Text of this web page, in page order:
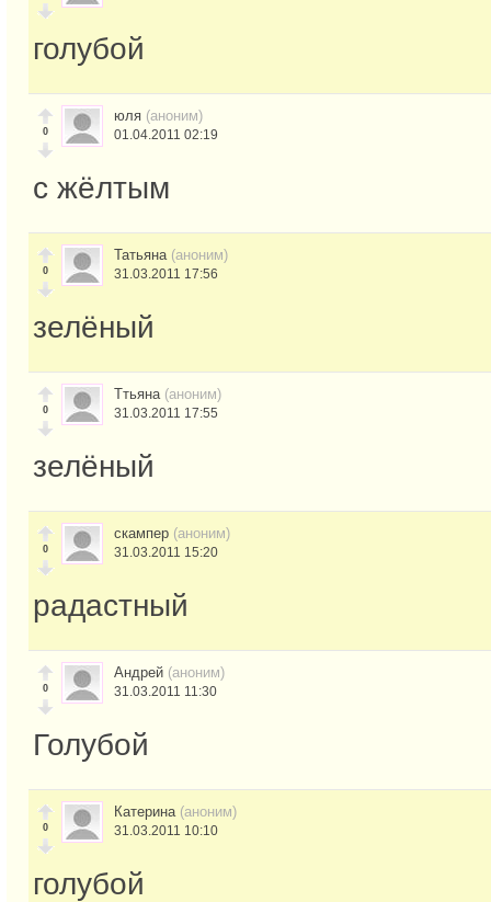
голубой
0
юля (аноним)
01.04.2011 02:19
с жёлтым
0
Татьяна (аноним)
31.03.2011 17:56
зелёный
0
Ттьяна (аноним)
31.03.2011 17:55
зелёный
0
скампер (аноним)
31.03.2011 15:20
радастный
0
Андрей (аноним)
31.03.2011 11:30
Голубой
0
Катерина (аноним)
31.03.2011 10:10
голубой